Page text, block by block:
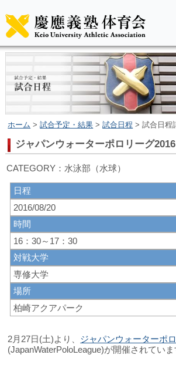
ホーム >試合予定・結果 >試合日程 > 試合日程
ジャパンウォーターポロリーグ
CATEGORY：水泳部（水球
日程
2016/08/20
時間
16：30～17：30
対戦大学
専修大学
場所
柏崎アクアパーク
2月27日(土)より、 ジャパンウォーターポ
(JapanWaterPoloLeague)が開催されていま